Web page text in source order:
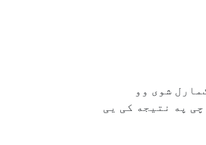
شوی وو
په نتیجه کی یی